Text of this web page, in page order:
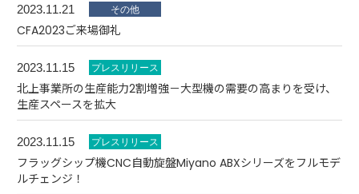
2023.11.21
CFA2023ご来場御礼
2023.11.15
北上事業所の生産能力2割増強－大型機の需要の高まりを受け、
生産スペースを拡大
2023.11.15
フラッグシップ機CNC自動旋盤Miyano ABXシリーズをフルモデ
ルチェンジ！